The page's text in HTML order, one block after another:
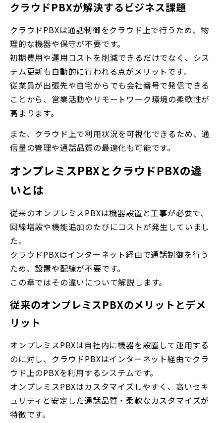
クラウドPBXが解決するビジネス課題
クラウドPBXは通話制御をクラウド上で行うため、物
理的な機器や保守が不要です。
初期費用や運用コストを削減できるだけでなく、シス
テム更新も自動的に行われる点がメリットです。
従業員が出張先や自宅からでも会社番号で発信できる
ことから、営業活動やリモートワーク環境の柔軟性が
高まります。
また、クラウド上で利用状況を可視化できるため、通
信量の管理や通話品質の最適化も可能です。
オンプレミスPBXとクラウドPBXの違
いとは
従来のオンプレミスPBXは機器設置と工事が必要で、
回線増設や機能追加のたびにコストが発生していまし
た。
クラウドPBXはインターネット経由で通話制御を行う
ため、設置や配線が不要です。
この章ではその違いについて解説します。
従来のオンプレミスPBXのメリットとデメ
リット
オンプレミスPBXは自社内に機器を設置して運用する
のに対し、クラウドPBXはインターネット経由でクラ
ウド上のPBXを利用するシステムです。
オンプレミスPBXはカスタマイズしやすく、高いセキ
ュリティと安定した通話品質・柔軟なカスタマイズが
特徴です。